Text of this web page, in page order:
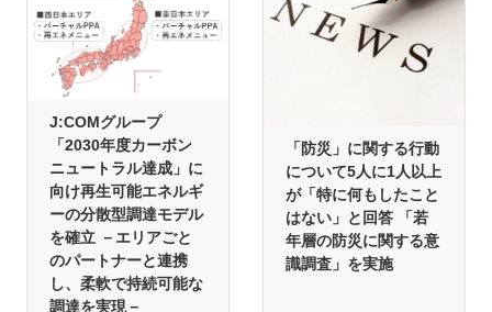
J:COMグループ
「2030年度カーボン
ニュートラル達成」に
向け再生可能エネルギ
ーの分散型調達モデル
を確立 －エリアごと
のパートナーと連携
し、柔軟で持続可能な
調達を実現－
「防災」に関する行動
について5人に1人以上
が「特に何もしたこと
はない」と回答 「若
年層の防災に関する意
識調査」を実施